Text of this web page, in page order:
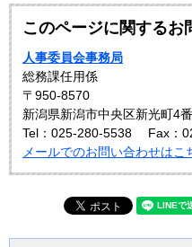
このページに関するお
人事委員会事務局
総務課任用係
〒950-8570
新潟県新潟市中央区新光町4
Tel：025-280-5538
Fax：
メールでのお問い合わせはこ